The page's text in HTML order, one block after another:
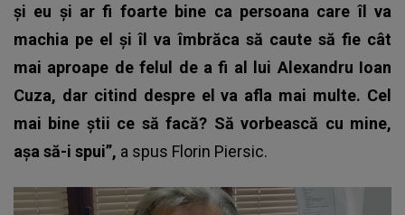
și eu și ar fi foarte bine ca persoana care îl va
machia pe el și îl va îmbrăca să caute să fie cât
mai aproape de felul de a fi al lui Alexandru Ioan
Cuza, dar citind despre el va afla mai multe. Cel
mai bine știi ce să facă? Să vorbească cu mine,
așa să-i spui”, a spus Florin Piersic.